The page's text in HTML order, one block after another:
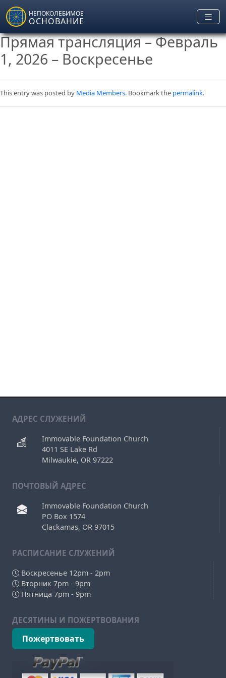
Skip to main content
НЕПОКОЛЕБИМОЕ
ОСНОВАНИЕ
Прямая трансляция – Февраль
1, 2026 – Воскресенье
This entry was posted by Media Members. Bookmark the permalink.
АДРЕС СЛУЖЕНИЙ
Immovable Foundation Church
4011 SE Lake Rd
Milwaukie, OR 97222
ПОЧТОВЫЙ АДРЕС
Immovable Foundation Church
PO Box 1574
Clackamas, OR 97015
РAСПИСАНИЕ СЛУЖЕНИЙ
Воскресенье 12pm - 2pm
Вторник 7pm - 9pm
Пятница 7pm - 9pm
ДЕСЯТИНЫ И ПОЖЕРТВОВАНИЯ
Пожертвовать